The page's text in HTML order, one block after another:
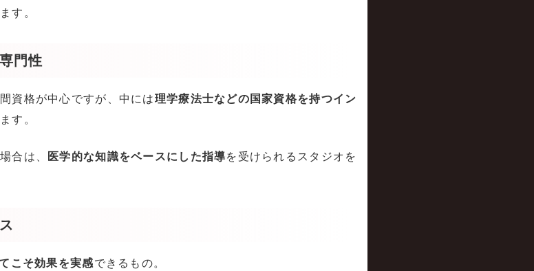
す。
門性
資格が中心ですが、中には理学療法士などの国家資格を持つイン
す。
合は、 医学的な知識をベースにした指導を受けられるスタジオを
こそ効果を実感できるもの。